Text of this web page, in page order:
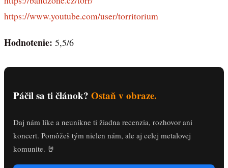
https://www.youtube.com/user/torritorium
Hodnotenie: 5,5/6
Páčil sa ti článok? Ostaň v obraze.
Daj nám like a neunikne ti žiadna recenzia, rozhovor ani
koncert. Pomôžeš tým nielen nám, ale aj celej metalovej
komunite. 🤘